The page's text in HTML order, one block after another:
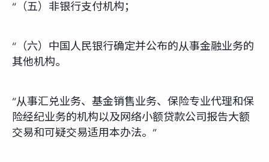
“（五）非银行支付机构；
“（六）中国人民银行确定并公布的从事金融业务的
其他机构。
“从事汇兑业务、基金销售业务、保险专业代理和保
险经纪业务的机构以及网络小额贷款公司报告大额
交易和可疑交易适用本办法。”